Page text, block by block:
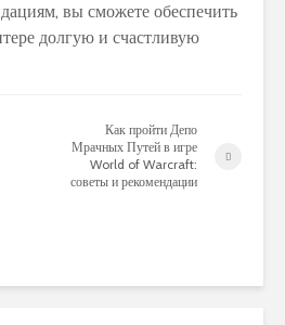
вы сможете обеспечить
долгую и счастливую
Как пройти Депо
Мрачных Путей в игре
World of Warcraft:
советы и рекомендации